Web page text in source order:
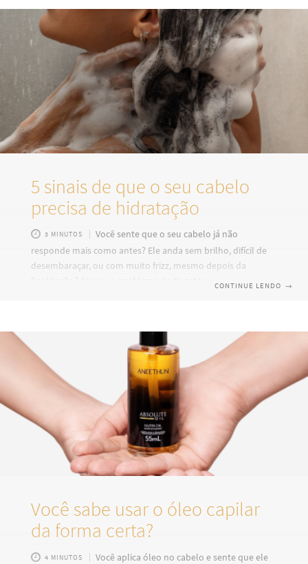
vezes você tenta tratar com óleos, finalizadores ou até
cronogramas mal montados, e nada parece funcionar. Mas a
5 sinais de que o seu cabelo
precisa de hidratação
3 MINUTOS
Você sente que o seu cabelo já não
responde mais como antes? Ele anda sem brilho, difícil de
desembaraçar, ou com muito frizz, mesmo depois da
finalização? Se sim, o problema pode estar na falta de
textura muda, a aparência muda e a eficácia dos
tratamentos também. Mas como saber
CONTINUE LENDO →
Você sabe usar o óleo capilar
da forma certa?
4 MINUTOS
Você aplica óleo no cabelo e sente que ele